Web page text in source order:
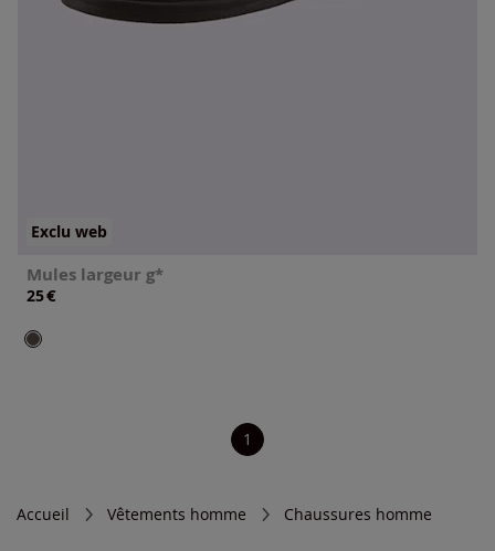
Exclu web
Mules largeur g*
25€
1
Accueil Vêtements homme Chaussures homme